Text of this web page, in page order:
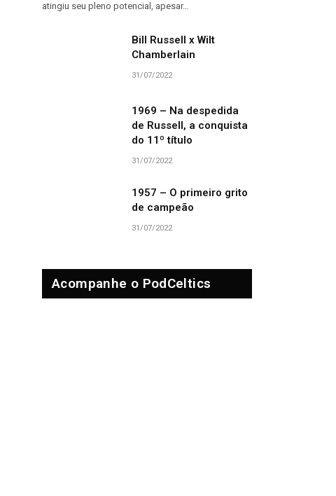
atingiu seu pleno potencial, apesar…
Bill Russell x Wilt
Chamberlain
31/07/2022
1969 – Na despedida
de Russell, a conquista
do 11º título
31/07/2022
1957 – O primeiro grito
de campeão
31/07/2022
Acompanhe o PodCeltics